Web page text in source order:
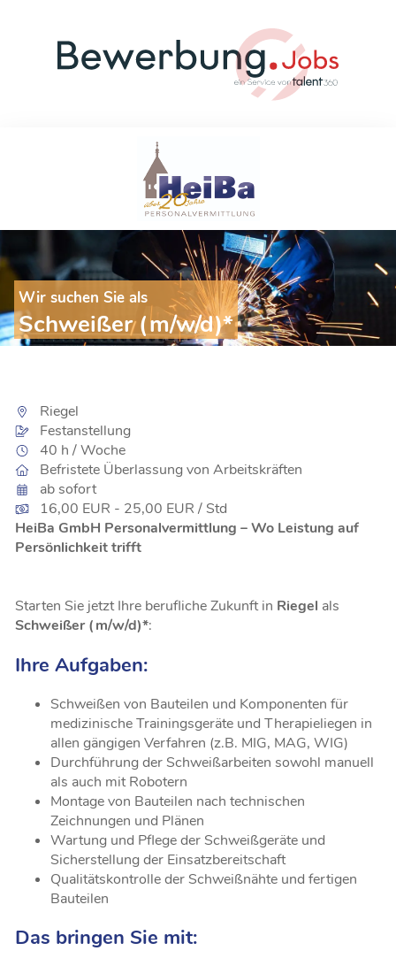
Wir suchen Sie als
Schweißer (m/w/d)*
Riegel
Festanstellung
40 h / Woche
Befristete Überlassung von Arbeitskräften
ab sofort
16,00 EUR - 25,00 EUR / Std
HeiBa GmbH Personalvermittlung – Wo Leistung auf
Persönlichkeit trifft
Starten Sie jetzt Ihre berufliche Zukunft in Riegel als
Schweißer (m/w/d)*:
Ihre Aufgaben:
Schweißen von Bauteilen und Komponenten für
medizinische Trainingsgeräte und Therapieliegen in
allen gängigen Verfahren (z.B. MIG, MAG, WIG)
Durchführung der Schweißarbeiten sowohl manuell
als auch mit Robotern
Montage von Bauteilen nach technischen
Zeichnungen und Plänen
Wartung und Pflege der Schweißgeräte und
Sicherstellung der Einsatzbereitschaft
Qualitätskontrolle der Schweißnähte und fertigen
Bauteilen
Das bringen Sie mit: